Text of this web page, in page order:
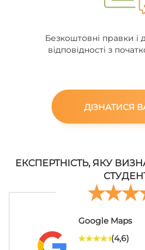
Безкоштовні правки і
відповідності з
ДІЗНАТИСЯ
ЕКСПЕРТНІСТЬ, ЯКУ
Google Maps
(4,6)